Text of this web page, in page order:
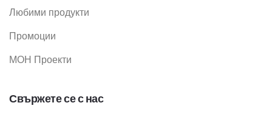
Любими продукти
Промоции
МОН Проекти
Свържете се с нас